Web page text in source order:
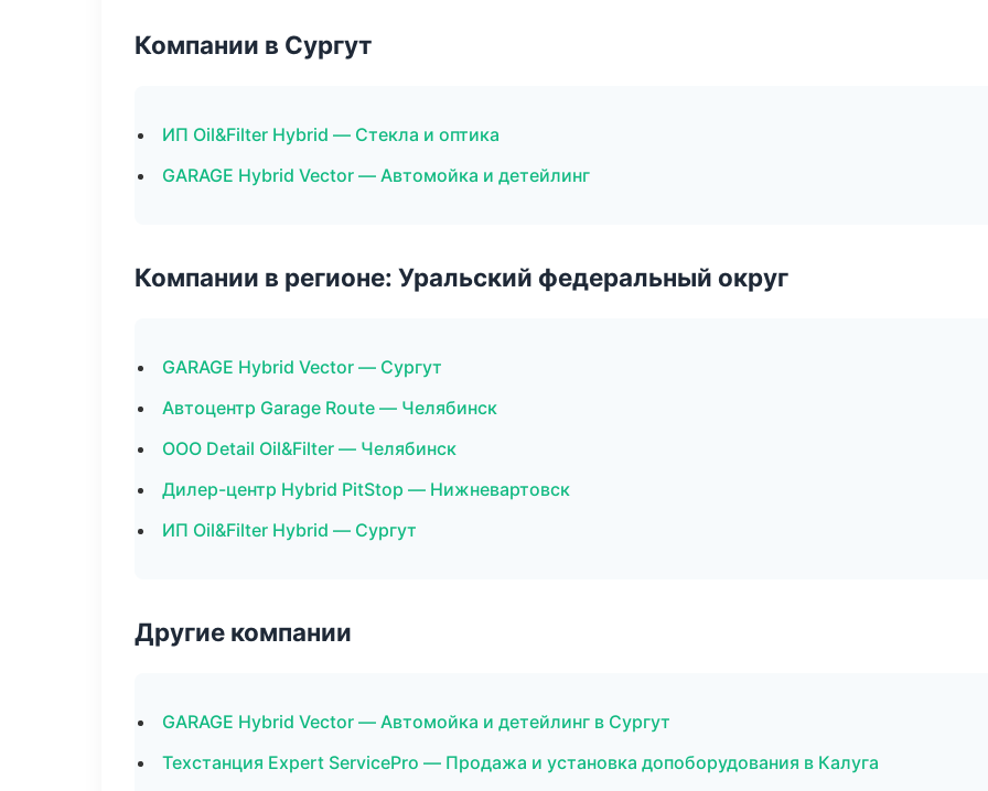
Компании в Сургут
ИП Oil&Filter Hybrid — Стекла и оптика
GARAGE Hybrid Vector — Автомойка и детейлинг
Компании в регионе: Уральский федеральный округ
GARAGE Hybrid Vector — Сургут
Автоцентр Garage Route — Челябинск
ООО Detail Oil&Filter — Челябинск
Дилер-центр Hybrid PitStop — Нижневартовск
ИП Oil&Filter Hybrid — Сургут
Другие компании
GARAGE Hybrid Vector — Автомойка и детейлинг в Сургут
Техстанция Expert ServicePro — Продажа и установка допоборудования в Калуга